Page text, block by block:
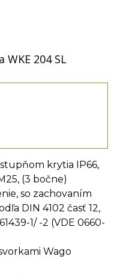
WKE 204 SL
krytia IP66,
(3 bočne)
so zachovaním
DIN 4102 časť 12,
1/ -2 (VDE 0660-
Wago